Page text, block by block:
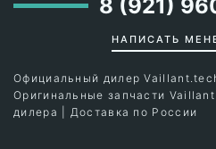
8 (921)
НАПИСАТЬ
Официальный дилер
Оригинальные запчасти Vaillant
дилера | Доставка по России